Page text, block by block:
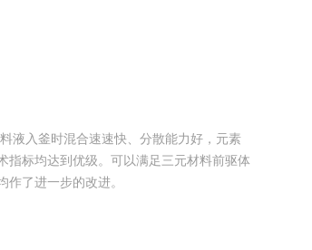
液入釜时混合速速快、分散能力好，元素
指标均达到优级。可以满足三元材料前驱体
了进一步的改进。